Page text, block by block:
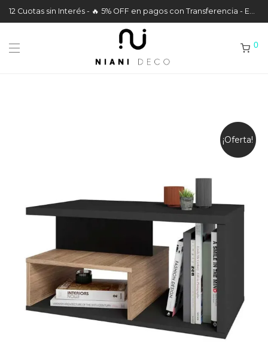
12 Cuotas sin Interés - 🔥 5% OFF en pagos con Transferencia - Envíos a todo el País
0
¡Oferta!